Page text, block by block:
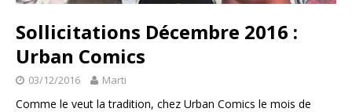
Sollicitations Décembre 2016 :
Urban Comics
03/12/2016 Marti
Comme le veut la tradition, chez Urban Comics le mois de